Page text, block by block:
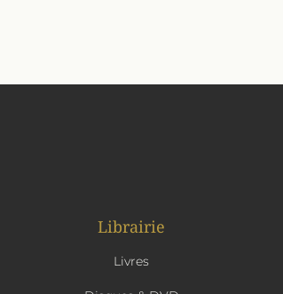
Librairie
Livres